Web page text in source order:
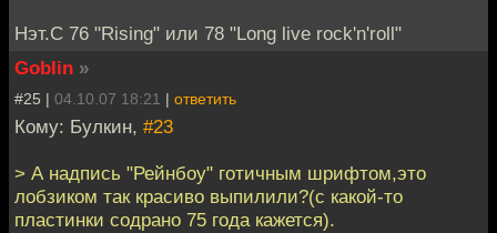
Нэт.С 76 "Rising" или 78 "Long live rock'n'roll"
Goblin »
#25 | 04.10.07 18:21 | ответить
Кому: Булкин, #23
> А надпись "Рейнбоу" готичным шрифтом,это
лобзиком так красиво выпилили?(с какой-то
пластинки содрано 75 года кажется).